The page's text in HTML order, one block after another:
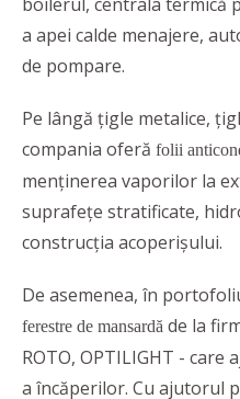
a apei calde menajere,
de pompare.
Pe lângă țigle metalice,
compania oferă folii
menținerea vaporilor la
suprafeţe stratificate,
construcţia acoperişului.
De asemenea, în
ferestre de mansardă de la
ROTO, OPTILIGHT -
a încăperilor. Cu ajutorul